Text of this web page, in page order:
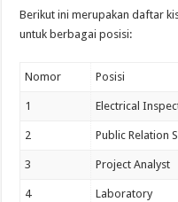
Berikut ini merupakan daftar
untuk berbagai posisi:
Nomor Posisi
1 Electrical
2 Public Relation
3 Project Analyst
4 Laboratory